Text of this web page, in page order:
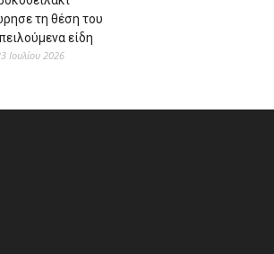
τη θέση του
είδη
Ιουλίου 2026